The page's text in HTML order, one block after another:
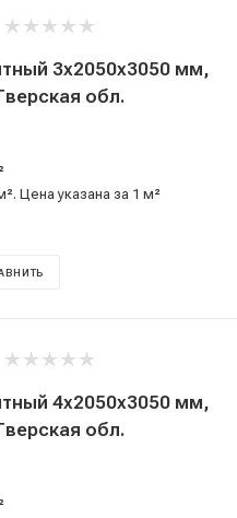
3x2050x3050 мм,
обл.
Цена указана за 1 м²
4x2050x3050 мм,
обл.